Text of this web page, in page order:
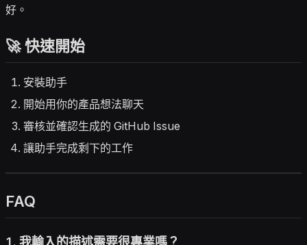
好。
🚀 快速開始
安裝助手
開始用你的產品想法聊天
審核並確認生成的 GitHub Issue
讓助手完成剩下的工作
FAQ